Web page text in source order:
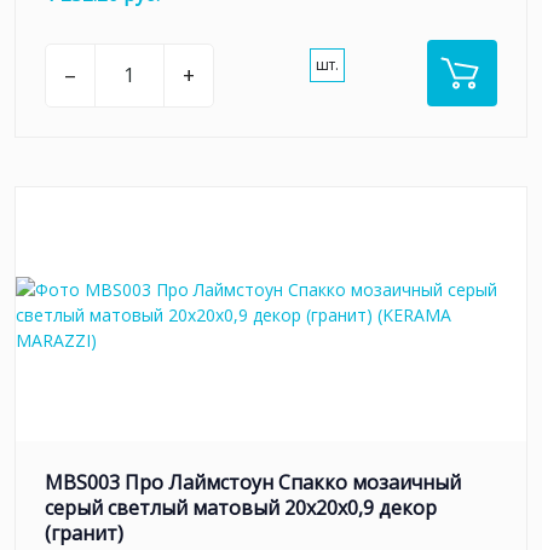
– + шт.
MBS003 Про Лаймстоун Спакко мозаичный
серый светлый матовый 20х20х0,9 декор
(гранит)